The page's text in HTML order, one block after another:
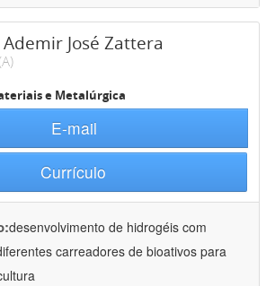
Ademir José Zattera
e Metalúrgica
E-mail
Currículo
desenvolvimento de hidrogéis com
carreadores de bioativos para